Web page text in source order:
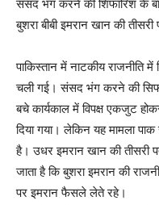
संसद भंग करने की शिफारिश के
बुशरा बीबी इमरान खान की तीसरी
पाकिस्तान में नाटकीय राजनीति
चली गई। संसद भंग करने की
बचे कार्यकाल में विपक्ष एकजुट
दिया गया। लेकिन यह मामला
है। उधर इमरान खान की तीसरी
जाता है कि बुशरा इमरान की
पर इमरान फैसले लेते रहे।